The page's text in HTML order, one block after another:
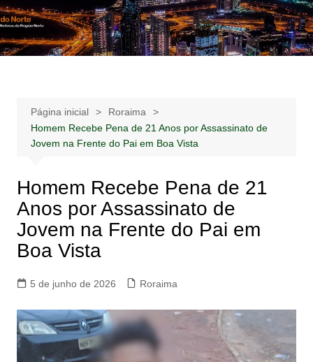
Ir
para
o
Notícias –
Publicidades –
Notícias – Publicidades – Anúncios
Página inicial
Roraima
Homem Recebe Pena de 21 Anos por Assassinato de
Jovem na Frente do Pai em Boa Vista
Homem Recebe Pena de 21
Anos por Assassinato de
Jovem na Frente do Pai em
Boa Vista
5 de junho de 2026 Roraima